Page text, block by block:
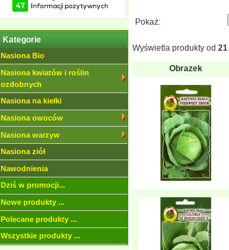
Kategorie
Nasiona Bio
Nasiona kwiatów i roślin
ozdobnych
Nasiona na kiełki
Nasiona owoców
Nasiona warzyw
Nasiona ziół
Nawodnienia
Dziś w promocji...
Nowe produkty ...
Polecane produkty ...
Wszystkie produkty ...
Pokaż:
Wyświetla produkty od 21
Obrazek